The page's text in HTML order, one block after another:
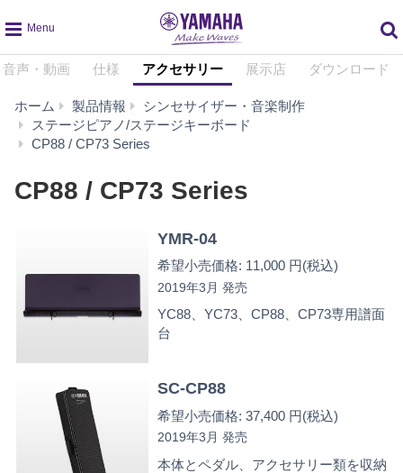
global
navigation
音声・動画 仕様 アクセサリー 展示店 ダウンロード
ホーム 製品情報
シンセサイザー・音楽制作
ステージピアノ/ステージキーボード
CP88 / CP73 Series
セ
サ
ー
CP88 / CP73 Series
YMR-04
希望小売価格: 11,000 円(税込)
2019年3月 発売
YC88、YC73、CP88、CP73専用譜面
台
SC-CP88
希望小売価格: 37,400 円(税込)
2019年3月 発売
本体とペダル、アクセサリー類を収納